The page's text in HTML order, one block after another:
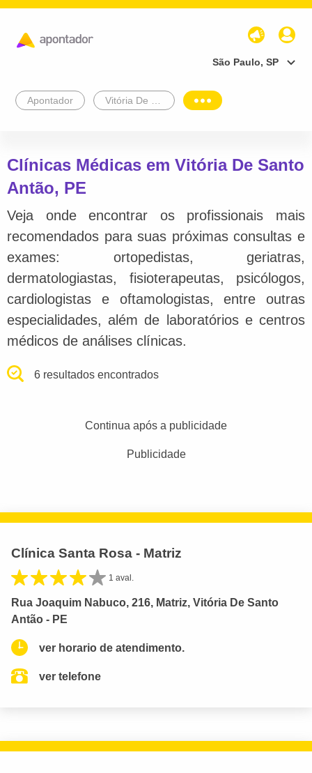
São Paulo, SP
Apontador
Clínicas Médicas em Vitória De Santo
Antão, PE
Veja onde encontrar os profissionais mais
recomendados para suas próximas consultas e
exames: ortopedistas, geriatras,
dermatologiastas, fisioterapeutas, psicólogos,
cardiologistas e oftamologistas, entre outras
especialidades, além de laboratórios e centros
médicos de análises clínicas.
6 resultados encontrados
Continua após a publicidade
Publicidade
Clínica Santa Rosa - Matriz
1 aval.
Rua Joaquim Nabuco, 216, Matriz, Vitória De Santo
Antão - PE
ver horario de atendimento.
ver telefone